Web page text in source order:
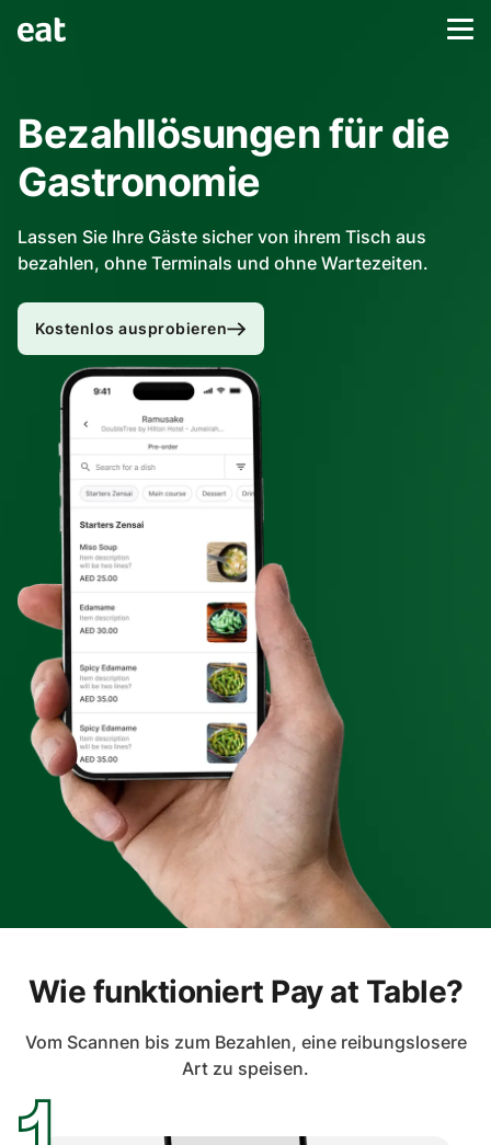
Bezahllösungen für die
Gastronomie
Lassen Sie Ihre Gäste sicher von ihrem Tisch aus
bezahlen, ohne Terminals und ohne Wartezeiten.
Kostenlos ausprobieren
Wie funktioniert Pay at Table?
Vom Scannen bis zum Bezahlen, eine reibungslosere
Art zu speisen.